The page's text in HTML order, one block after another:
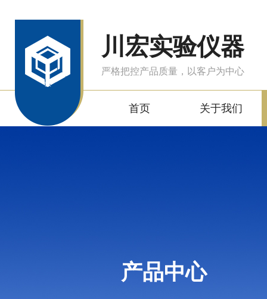
川宏实验仪器
严格把控产品质量，以客户为中心
首页 关于我们
产品中心